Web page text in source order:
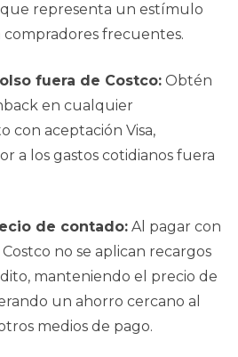
que representa un estímulo
frecuentes.
fuera de Costco: Obtén
en cualquier
con aceptación Visa,
a los gastos cotidianos fuera
de contado: Al pagar con
no se aplican recargos
manteniendo el precio de
un ahorro cercano al
medios de pago.